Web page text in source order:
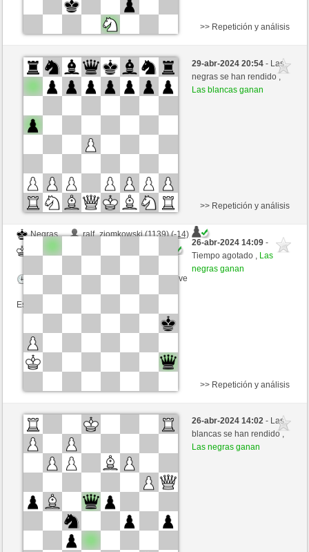
Blancas
ralf_ziomkowski (1111) (+26)
Negras
Agopino (1202) (-20)
Esta partida es por puntos
>> Repetición y análisis
29-abr-2024 20:54- Las
negras se han rendido ,
Las blancas ganan
Negras
ralf_ziomkowski (1139) (-14)
Blancas
Tiempo: 2 minutes/side + 0 seconds/move
Esta partida es por puntos
>> Repetición y análisis
26-abr-2024 14:09-
Tiempo agotado , Las
negras ganan
Blancas
sb1046 (1116) (-14)
Negras
Agopino (1160) (+21)
Tiempo: 6 minutes/side + 0 seconds/move
>> Repetición y análisis
26-abr-2024 14:02- Las
blancas se han rendido ,
Las negras ganan